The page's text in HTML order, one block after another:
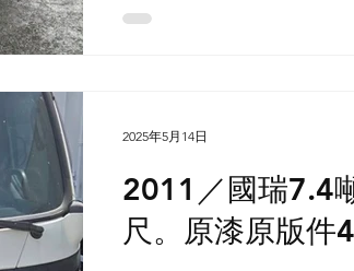
2011／國瑞7.4
尺。原漆原版件
2025年5月14日